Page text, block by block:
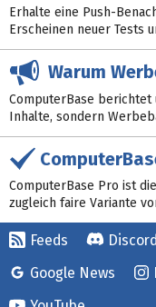
Erhalte eine Push-
Erscheinen neuer Tests
Warum
ComputerBase berichtet
Inhalte, sondern
ComputerBase Pro ist
zugleich faire Variante
Feeds Discord
Google News